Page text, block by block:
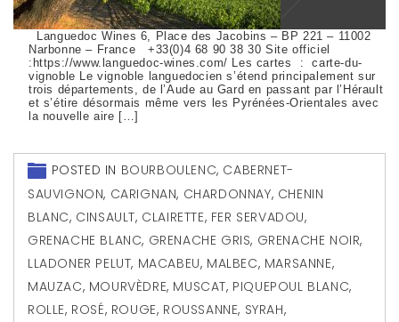
Languedoc Wines 6, Place des Jacobins – BP 221 – 11002
Narbonne – France +33(0)4 68 90 38 30 Site officiel
:https://www.languedoc-wines.com/ Les cartes : carte-du-
vignoble Le vignoble languedocien s’étend principalement sur
trois départements, de l’Aude au Gard en passant par l’Hérault
et s’étire désormais même vers les Pyrénées-Orientales avec
la nouvelle aire […]
POSTED IN BOURBOULENC, CABERNET-
SAUVIGNON, CARIGNAN, CHARDONNAY, CHENIN
BLANC, CINSAULT, CLAIRETTE, FER SERVADOU,
GRENACHE BLANC, GRENACHE GRIS, GRENACHE NOIR,
LLADONER PELUT, MACABEU, MALBEC, MARSANNE,
MAUZAC, MOURVÈDRE, MUSCAT, PIQUEPOUL BLANC,
ROLLE, ROSÉ, ROUGE, ROUSSANNE, SYRAH,